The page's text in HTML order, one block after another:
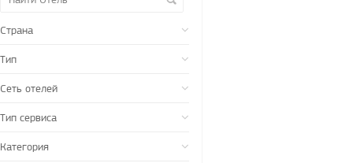
Страна
Тип
Сеть отелей
Тип сервиса
Категория